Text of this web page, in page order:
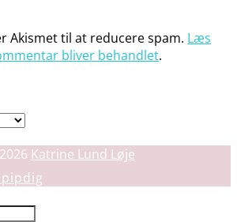
Akismet til at reducere spam. Læs
bliver behandlet.
Katrine Lund Løje
pipdig